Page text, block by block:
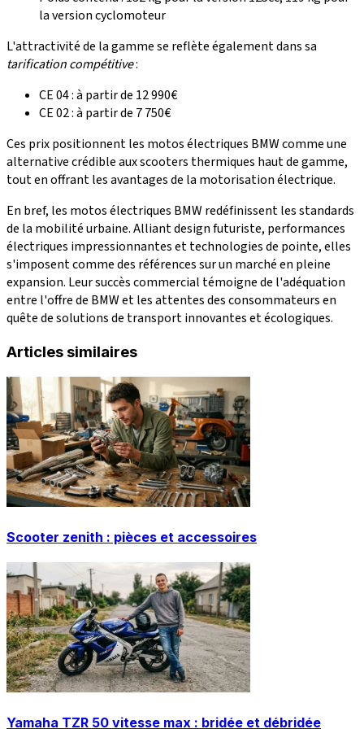
la version cyclomoteur
L'attractivité de la gamme se reflète également dans sa
tarification compétitive:
CE 04 : à partir de 12 990€
CE 02 : à partir de 7 750€
Ces prix positionnent les motos électriques BMW comme une
alternative crédible aux scooters thermiques haut de gamme,
tout en offrant les avantages de la motorisation électrique.
En bref, les motos électriques BMW redéfinissent les standards
de la mobilité urbaine. Alliant design futuriste, performances
électriques impressionnantes et technologies de pointe, elles
s'imposent comme des références sur un marché en pleine
expansion. Leur succès commercial témoigne de l'adéquation
entre l'offre de BMW et les attentes des consommateurs en
quête de solutions de transport innovantes et écologiques.
Articles similaires
Scooter zenith : pièces et accessoires
Yamaha TZR 50 vitesse max : bridée et débridée